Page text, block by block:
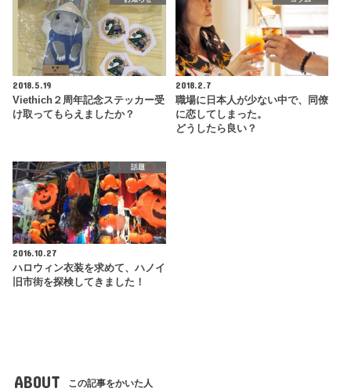
2018.5.19
Viethich２周年記念ステッカー受
け取ってもらえましたか？
2018.2.7
職場に日本人が少ない中で、同僚
に恋してしまった。
どうしたら良い？
話題
2016.10.27
ハロウィン衣装を求めて、ハノイ
旧市街を探検してきました！
ABOUT この記事をかいた人